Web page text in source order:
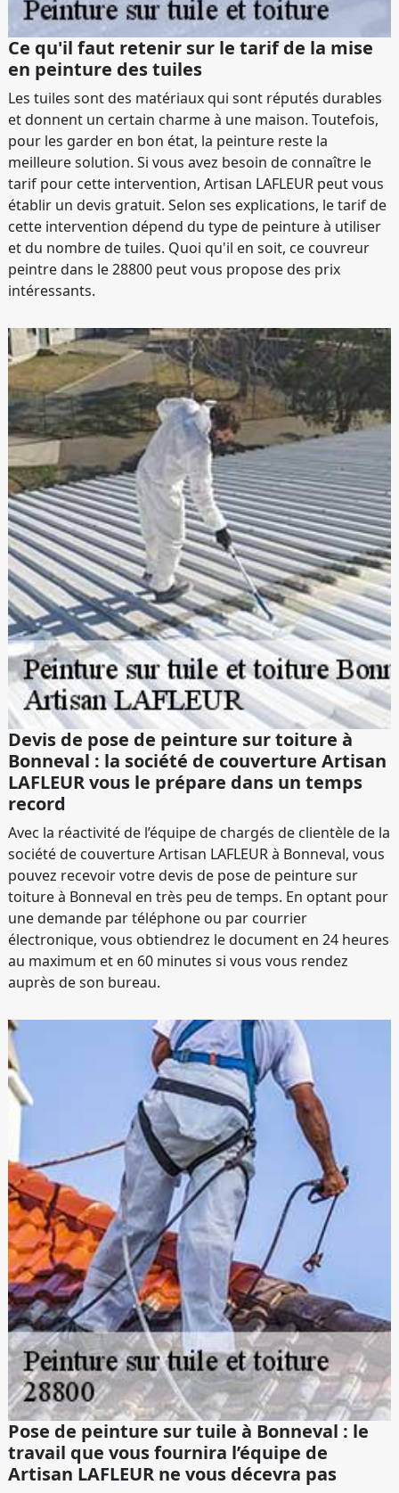
Ce qu'il faut retenir sur le tarif de la mise
en peinture des tuiles
Les tuiles sont des matériaux qui sont réputés durables
et donnent un certain charme à une maison. Toutefois,
pour les garder en bon état, la peinture reste la
meilleure solution. Si vous avez besoin de connaître le
tarif pour cette intervention, Artisan LAFLEUR peut vous
établir un devis gratuit. Selon ses explications, le tarif de
cette intervention dépend du type de peinture à utiliser
et du nombre de tuiles. Quoi qu'il en soit, ce couvreur
peintre dans le 28800 peut vous propose des prix
intéressants.
Devis de pose de peinture sur toiture à
Bonneval : la société de couverture Artisan
LAFLEUR vous le prépare dans un temps
record
Avec la réactivité de l’équipe de chargés de clientèle de la
société de couverture Artisan LAFLEUR à Bonneval, vous
pouvez recevoir votre devis de pose de peinture sur
toiture à Bonneval en très peu de temps. En optant pour
une demande par téléphone ou par courrier
électronique, vous obtiendrez le document en 24 heures
au maximum et en 60 minutes si vous vous rendez
auprès de son bureau.
Pose de peinture sur tuile à Bonneval : le
travail que vous fournira l’équipe de
Artisan LAFLEUR ne vous décevra pas